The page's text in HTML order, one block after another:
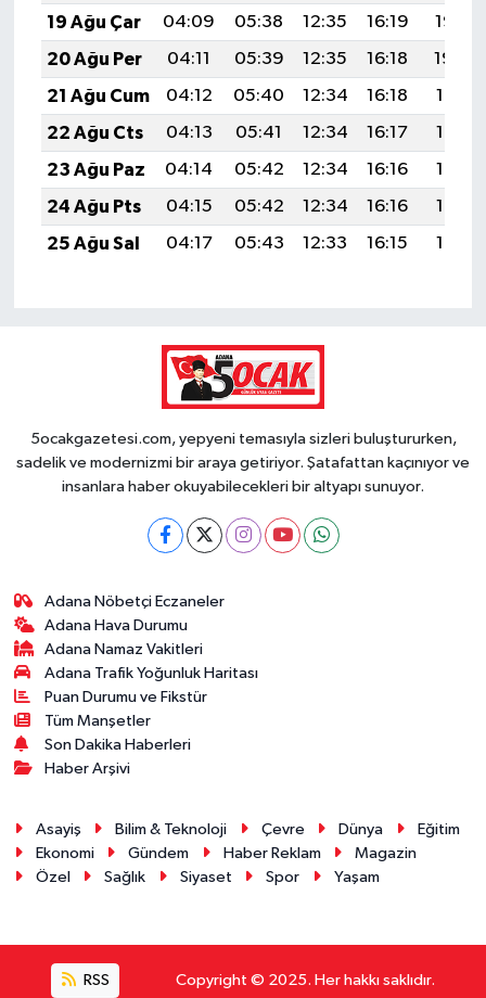
19 Ağu Çar 04:09 05:38 12:35 16:19
19:22
20 Ağu Per
04:11 05:39 12:35 16:18
19:20
21 Ağu Cum
04:12 05:40 12:34 16:18
19:19
22 Ağu Cts
04:13 05:41 12:34 16:17
19:18
23 Ağu Paz
04:14 05:42 12:34 16:16
19:16
24 Ağu Pts
04:15 05:42 12:34 16:16
19:15
25 Ağu Sal
04:17 05:43 12:33 16:15 19:14
5ocakgazetesi.com, yepyeni temasıyla sizleri buluştururken,
sadelik ve modernizmi bir araya getiriyor. Şatafattan kaçınıyor ve
insanlara haber okuyabilecekleri bir altyapı sunuyor.
Adana Nöbetçi Eczaneler
Adana Hava Durumu
Adana Namaz Vakitleri
Adana Trafik Yoğunluk Haritası
Puan Durumu ve Fikstür
Tüm Manşetler
Son Dakika Haberleri
Haber Arşivi
Asayiş Bilim & Teknoloji Çevre Dünya
Eğitim
Ekonomi
Gündem Haber Reklam
Magazin
Özel
Sağlık Siyaset Spor Yaşam
RSS Copyright © 2025. Her hakkı saklıdır.